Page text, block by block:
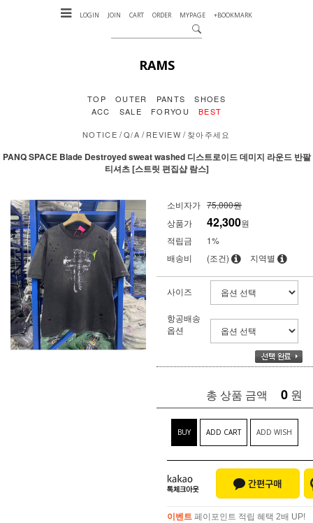
LOGIN JOIN CART ORDER MYPAGE +BOOKMARK
RAMS
TOP OUTER PANTS
SHOES
ACC
SALE FORYOU BEST
NOTICE /Q/A /REVIEW /찾아주세요
PANQ SPACE Blade Destroyed sweat washed 디스트로이드 데미지 라운드 반팔
티셔츠 [스트릿 편집샵 람스]
소비자가 75,000원
상품가
42,300원
적립금
1%
배송비
(조건) 지역별
사이즈
항공배송
옵션
총 상품 금액 0 원
BUY ADD CART ADD WISH
이벤트 페이포인트 적립 혜택 2배 UP!